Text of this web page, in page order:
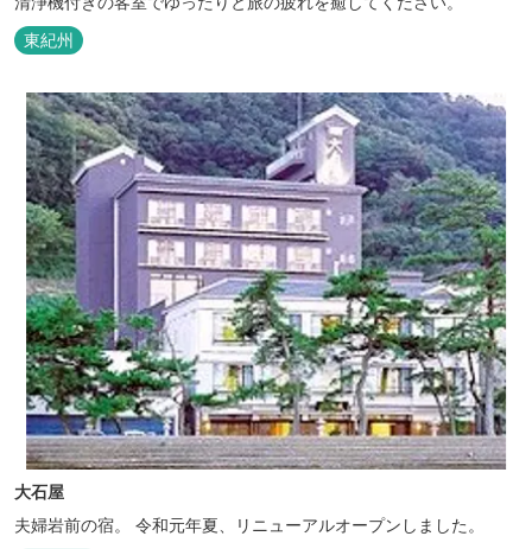
東紀州
大石屋
夫婦岩前の宿。 令和元年夏、リニューアルオープンしました。